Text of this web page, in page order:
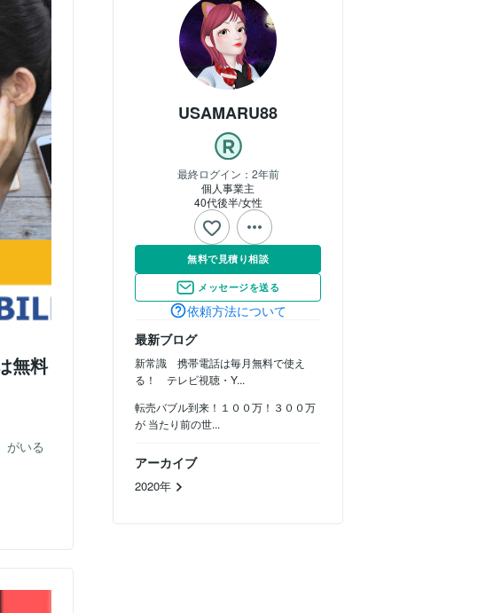
USAMARU88
最終ログイン： 2年前
個人事業主
40代後半女性
無料で見積り相談
メッセージを送る
依頼方法について
最新ブログ
新常識 携帯電話は毎月無料で使え
る！ テレビ視聴・Y...
転売バブル到来！１００万！３００万
が 当たり前の世...
アーカイブ
2020年
無料
がいる